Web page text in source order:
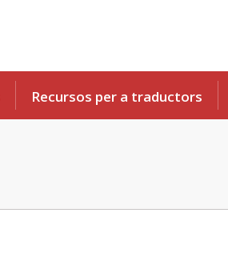
Recursos per a traductors